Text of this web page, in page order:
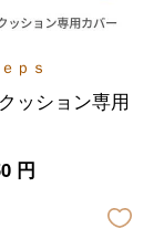
ｐｓ
ッション専用
円